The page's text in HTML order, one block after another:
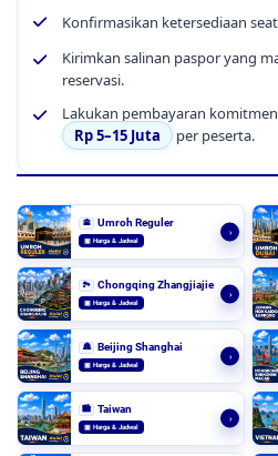
Konfirmasikan ketersediaan
Kirimkan salinan paspor yang
reservasi.
Lakukan pembayaran komitmen
Rp 5–15 Juta
per peserta.
🕋 Umroh Reguler
▣ Harga & Jadwal
›
🏞️ Chongqing Zhangjiajie
▣ Harga & Jadwal
›
🏯 Beijing Shanghai
▣ Harga & Jadwal
›
🏙️ Taiwan
▣ Harga & Jadwal
›